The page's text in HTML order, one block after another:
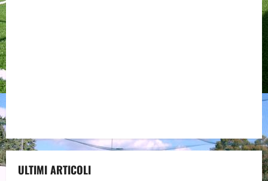
ULTIMI ARTICOLI